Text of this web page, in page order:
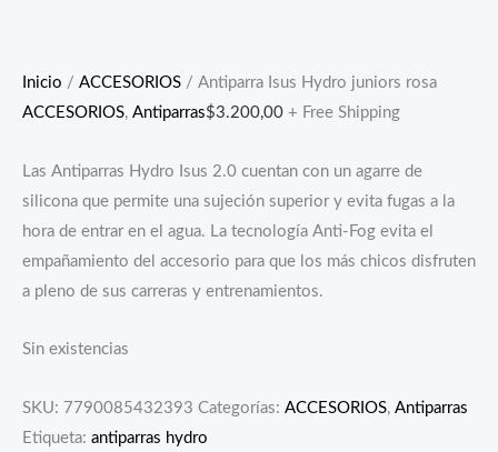
Inicio / ACCESORIOS / Antiparra Isus Hydro juniors rosa
ACCESORIOS, Antiparras$3.200,00 + Free Shipping
Las Antiparras Hydro Isus 2.0 cuentan con un agarre de
silicona que permite una sujeción superior y evita fugas a la
hora de entrar en el agua. La tecnología Anti-Fog evita el
empañamiento del accesorio para que los más chicos disfruten
a pleno de sus carreras y entrenamientos.
Sin existencias
SKU: 7790085432393 Categorías: ACCESORIOS, Antiparras
Etiqueta: antiparras hydro